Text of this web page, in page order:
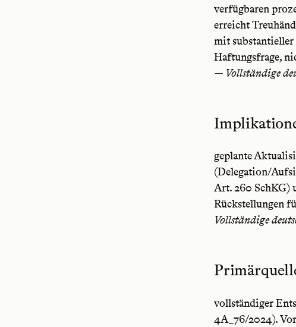
verfügbaren
erreicht
mit
Haftungsfrage,
— Vollständige
geplante
(Delegation/
Art. 260 SchKG)
Rückstellungen
Vollständige
vollständiger
4A_76/2024).